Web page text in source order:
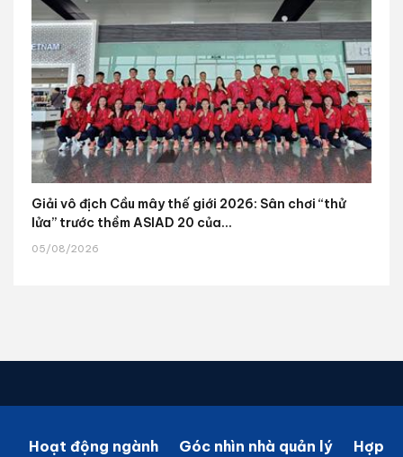
Giải vô địch Cầu mây thế giới 2026: Sân chơi “thử
lửa” trước thềm ASIAD 20 của...
05/08/2026
Hoạt động ngành Góc nhìn nhà quản lý
Hợp